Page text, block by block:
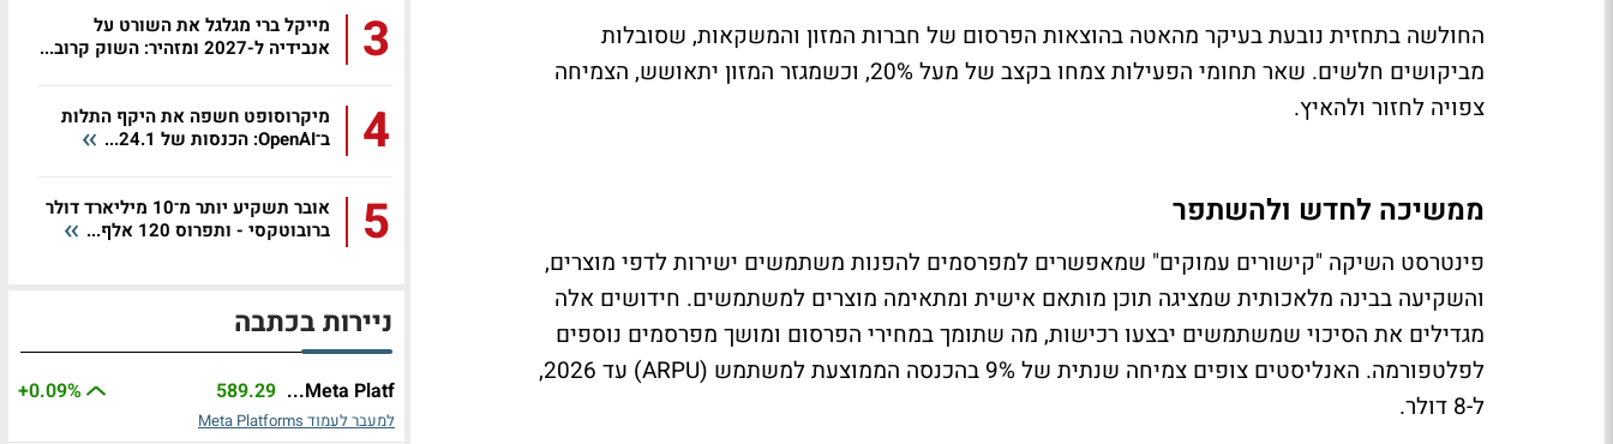
החולשה בתחזית נובעת בעיקר מהאטה בהוצאות הפרסום של חברות המזון והמשקאות, שסובלות
מביקושים חלשים. שאר תחומי הפעילות צמחו בקצב של מעל 20%, וכשמגזר המזון יתאושש, הצמיחה
צפויה לחזור ולהאיץ.
ממשיכה לחדש ולהשתפר
פינטרסט השיקה "קישורים עמוקים" שמאפשרים למפרסמים להפנות משתמשים ישירות לדפי מוצרים,
והשקיעה בבינה מלאכותית שמציגה תוכן מותאם אישית ומתאימה מוצרים למשתמשים. חידושים אלה
מגדילים את הסיכוי שמשתמשים יבצעו רכישות, מה שתומך במחירי הפרסום ומושך מפרסמים נוספים
לפלטפורמה. האנליסטים צופים צמיחה שנתית של 9% בהכנסה הממוצעת למשתמש (ARPU) עד 2026,
ל-8 דולר.
3
מייקל ברי מגלגל את השורט על
אנבידיה ל-2027 ומזהיר: השוק קרוב...
4
מיקרוסופט חשפה את היקף התלות
ב־OpenAI: הכנסות של 24.1...
5
אובר תשקיע יותר מ־10 מיליארד דולר
ברובוטקסי - ותפרוס 120 אלף...
ניירות בכתבה
Meta Platf...
589.29
+0.09%
למעבר לעמוד Meta Platforms